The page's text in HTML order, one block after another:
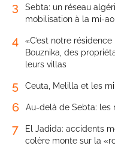
3
Sebta: un réseau
mobilisation à la mi-
4
«C’est notre
Bouznika, des
leurs villas
5 Ceuta, Melilla et les
6 Au-delà de Sebta: les
7
El Jadida: accidents
colère monte sur la